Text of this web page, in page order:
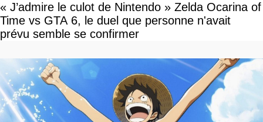
« J’admire le culot de Nintendo » Zelda Ocarina of
Time vs GTA 6, le duel que personne n'avait
prévu semble se confirmer